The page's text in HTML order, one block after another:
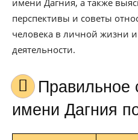
имени Дагния, а также
перспективы и советы
человека в личной жизни
деятельности.
Правильное склонение
имени Дагния